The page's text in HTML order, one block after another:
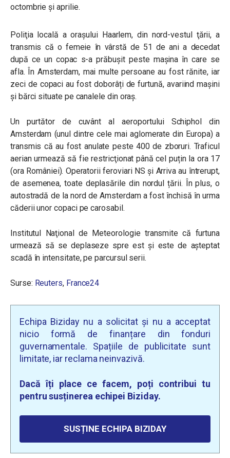
octombrie și aprilie.
Poliţia locală a oraşului Haarlem, din nord-vestul ţării, a
transmis că o femeie în vârstă de 51 de ani a decedat
după ce un copac s-a prăbuşit peste mașina în care se
afla. În Amsterdam, mai multe persoane au fost rănite, iar
zeci de copaci au fost doborâți de furtună, avariind mașini
și bărci situate pe canalele din oraș.
Un purtător de cuvânt al aeroportului Schiphol din
Amsterdam (unul dintre cele mai aglomerate din Europa) a
transmis că au fost anulate peste 400 de zboruri. Traficul
aerian urmează să fie restricţionat până cel puțin la ora 17
(ora României). Operatorii feroviari NS și Arriva au întrerupt,
de asemenea, toate deplasările din nordul țării. În plus, o
autostradă de la nord de Amsterdam a fost închisă în urma
căderii unor copaci pe carosabil.
Institutul Naţional de Meteorologie transmite că furtuna
urmează să se deplaseze spre est și este de așteptat
scadă în intensitate, pe parcursul serii.
Surse: Reuters, France24
Echipa Biziday nu a solicitat și nu a acceptat
nicio formă de finanțare din fonduri
guvernamentale. Spațiile de publicitate sunt
limitate, iar reclama neinvazivă.
Dacă îți place ce facem, poți contribui tu
pentru susținerea echipei Biziday.
SUSȚINE ECHIPA BIZIDAY